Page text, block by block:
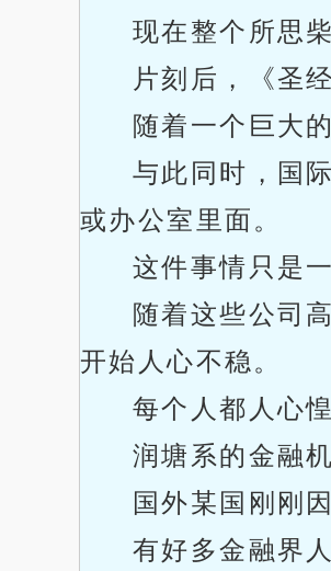
现在整个所思
片刻后，《圣
随着一个巨大
与此同时，国
或办公室里面。
这件事情只是
随着这些公司
开始人心不稳。
每个人都人心
润塘系的金融
国外某国刚刚
有好多金融界